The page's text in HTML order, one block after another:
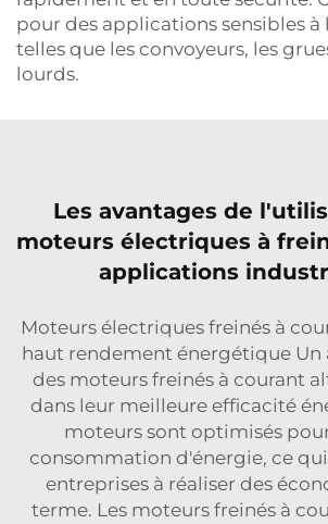
pour des applications sensibles à
telles que les convoyeurs, les
lourds.
Les avantages de
moteurs électriques à
applications
Moteurs électriques freinés à
haut rendement énergétique Un
des moteurs freinés à courant
dans leur meilleure efficacité
moteurs sont optimisés
consommation d'énergie, ce
entreprises à réaliser des
terme. Les moteurs freinés à